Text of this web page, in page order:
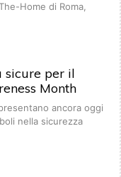
Home di Roma,
sicure per il
Month
ancora oggi
nella sicurezza